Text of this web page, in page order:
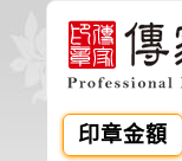
印章金額